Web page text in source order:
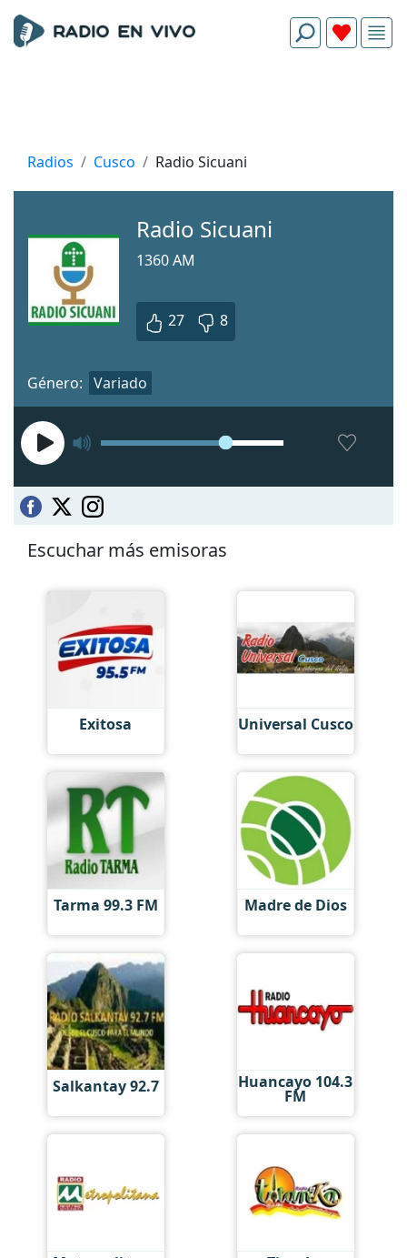
Radios Cusco Radio Sicuani
Radio Sicuani
1360 AM
27 8
Género: Variado
Escuchar más emisoras
Exitosa Universal Cusco
Tarma 99.3 FM Madre de Dios
Salkantay 92.7 Huancayo 104.3
FM